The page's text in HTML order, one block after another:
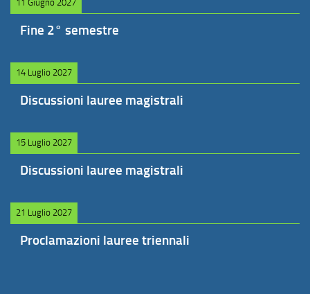
11 Giugno 2027
Fine 2° semestre
14 Luglio 2027
Discussioni lauree magistrali
15 Luglio 2027
Discussioni lauree magistrali
21 Luglio 2027
Proclamazioni lauree triennali